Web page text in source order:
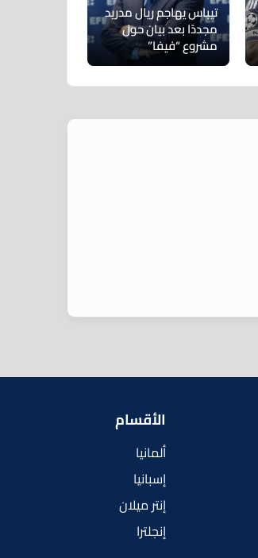
تيباس يهاجم ريال مدريد
مجددًا بعد بيان حول
مشروع “فيفا”
الأقسام
ألمانيا
إسبانيا
إنتر ميلان
إنجلترا